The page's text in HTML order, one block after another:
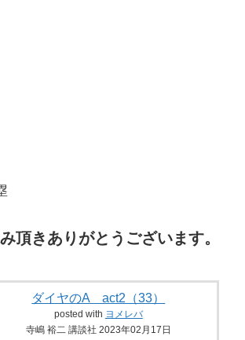
頂きありがとうございます。
ダイヤのA act2（33）
posted with ヨメレバ
寺嶋 裕二 講談社 2023年02月17日